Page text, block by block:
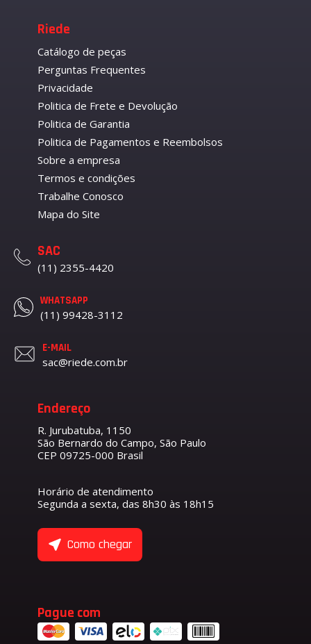
Riede
Catálogo de peças
Perguntas Frequentes
Privacidade
Politica de Frete e Devolução
Politica de Garantia
Politica de Pagamentos e Reembolsos
Sobre a empresa
Termos e condições
Trabalhe Conosco
Mapa do Site
SAC
(11) 2355-4420
WHATSAPP
(11) 99428-3112
E-MAIL
sac@riede.com.br
Endereço
R. Jurubatuba, 1150
São Bernardo do Campo, São Paulo
CEP 09725-000 Brasil
Horário de atendimento
Segunda a sexta, das 8h30 às 18h15
Como chegar
Pague com